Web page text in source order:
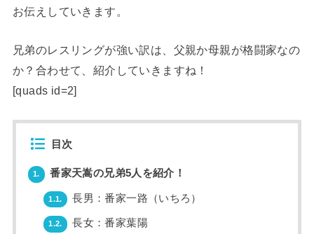
お伝えしていきます。
兄弟のレスリングが強い訳は、父親か母親が格闘家なの
か？合わせて、紹介していきますね！
[quads id=2]
目次
1. 番家天嵩の兄弟5人を紹介！
1.1. 長男：番家一路（いちろ）
1.2. 長女：番家葉陽